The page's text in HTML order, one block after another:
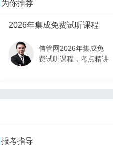
为你推荐
2026年集成免费试听课程
信管网2026年集成免
费试听课程，考点精讲
报考指导